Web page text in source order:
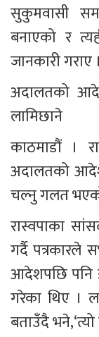
सुकुमवासी
बनाएको र
जानकारी गराए ।
अदालतको
लामिछाने
काठमाडौं ।
अदालतको
चल्नु गलत
रास्वपाका
गर्दै पत्रकारले
आदेशपछि पनि
गरेका थिए ।
बताउँदै भने,‘त्यो